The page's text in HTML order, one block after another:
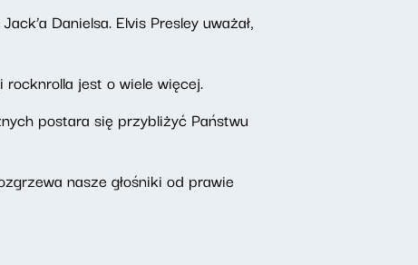
Danielsa. Elvis Presley uważał,
jest o wiele więcej.
postara się przybliżyć Państwu
nasze głośniki od prawie